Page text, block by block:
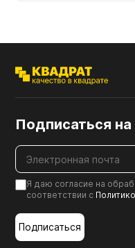
Подписаться
Я даю согласие на
соответствии с
Подписаться